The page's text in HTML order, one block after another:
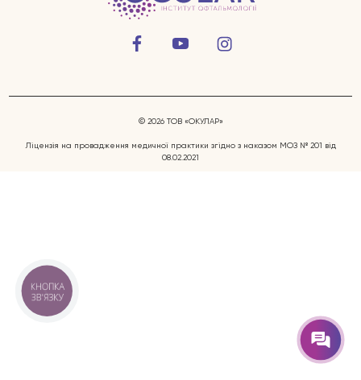
© 2026 ТОВ «ОКУЛАР»
Ліцензія на провадження медичної практики згідно з наказом МОЗ № 201 від
08.02.2021
КНОПКА
ЗВ'ЯЗКУ